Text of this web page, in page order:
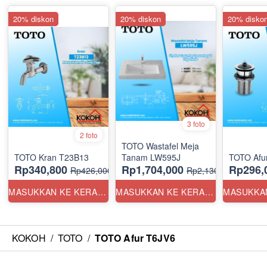
2 foto
TOTO Kran T23B13
Rp340,800 Rp426,000
MASUKKAN KE KERANJANG
20% diskon
3 foto
TOTO Wastafel Meja
Tanam LW595J
Rp1,704,000 Rp2,130,000
MASUKKAN KE KERANJANG
20% diskon
TOTO
20%
KOKOH / TOTO / TOTO Afur T6JV6